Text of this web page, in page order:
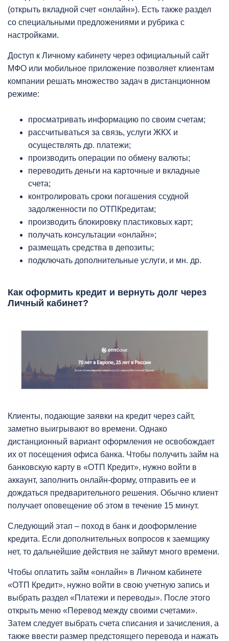
(открыть вкладной счет «онлайн»). Есть также раздел
со специальными предложениями и рубрика с
настройками.
Доступ к Личному кабинету через официальный сайт
МФО или мобильное приложение позволяет клиентам
компании решать множество задач в дистанционном
режиме:
просматривать информацию по своим счетам;
рассчитываться за связь, услуги ЖКХ и
осуществлять др. платежи;
производить операции по обмену валюты;
переводить деньги на карточные и вкладные
счета;
контролировать сроки погашения ссудной
задолженности по ОТПКредитам;
производить блокировку пластиковых карт;
получать консультации «онлайн»;
размещать средства в депозиты;
подключать дополнительные услуги, и мн. др.
Как оформить кредит и вернуть долг через
Личный кабинет?
Клиенты, подающие заявки на кредит через сайт,
заметно выигрывают во времени. Однако
дистанционный вариант оформления не освобождает
их от посещения офиса банка. Чтобы получить займ на
банковскую карту в «ОТП Кредит», нужно войти в
аккаунт, заполнить онлайн-форму, отправить ее и
дождаться предварительного решения. Обычно клиент
получает оповещение об этом в течение 15 минут.
Следующий этап – поход в банк и дооформление
кредита. Если дополнительных вопросов к заемщику
нет, то дальнейшие действия не займут много времени.
Чтобы оплатить займ «онлайн» в Личном кабинете
«ОТП Кредит», нужно войти в свою учетную запись и
выбрать раздел «Платежи и переводы». После этого
открыть меню «Перевод между своими счетами».
Затем следует выбрать счета списания и зачисления, а
также ввести размер предстоящего перевода и нажать